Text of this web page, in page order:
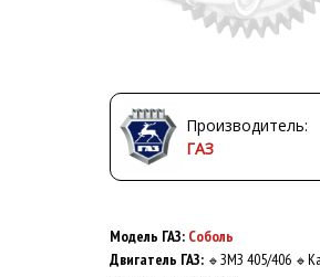
Производитель:
ГАЗ
Модель ГАЗ: Соболь
Двигатель ГАЗ: 🔹 ЗМЗ 405/406 🔹